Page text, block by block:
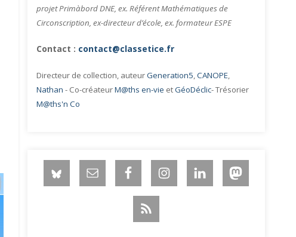
projet Primàbord DNE, ex. Référent Mathématiques de
Circonscription, ex-directeur d’école, ex. formateur ESPE
Contact : contact@classetice.fr
Directeur de collection, auteurGeneration5,CANOPE,
Nathan - Co-créateurM@ths en-vie etGéoDéclic- Trésorier
M@ths'n Co